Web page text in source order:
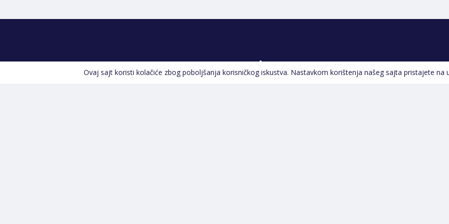
Pratite nas
Ovaj sajt koristi kolačiće zbog poboljšanja korisničkog iskustva. Nastavkom korištenja našeg sajta pristajete na